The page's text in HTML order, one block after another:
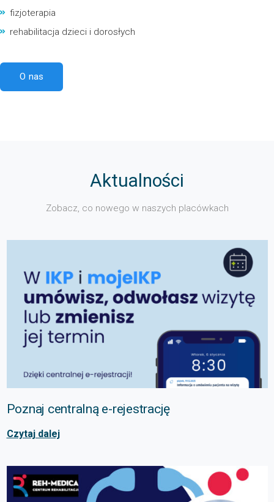
fizjoterapia
rehabilitacja dzieci i dorosłych
O nas
Aktualności
Zobacz, co nowego w naszych placówkach
Poznaj centralną e-rejestrację
Czytaj dalej